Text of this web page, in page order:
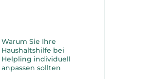
Warum Sie Ihre
Haushaltshilfe bei
Helpling individuell
anpassen sollten